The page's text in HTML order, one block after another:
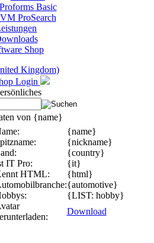
Proforms Basic
VM ProSearch
Shop
Login
von {name}
{name}
{nickname}
{country}
IT Pro:
{it}
HTML:
{html}
{automotive}
{LIST: hobby}
Download